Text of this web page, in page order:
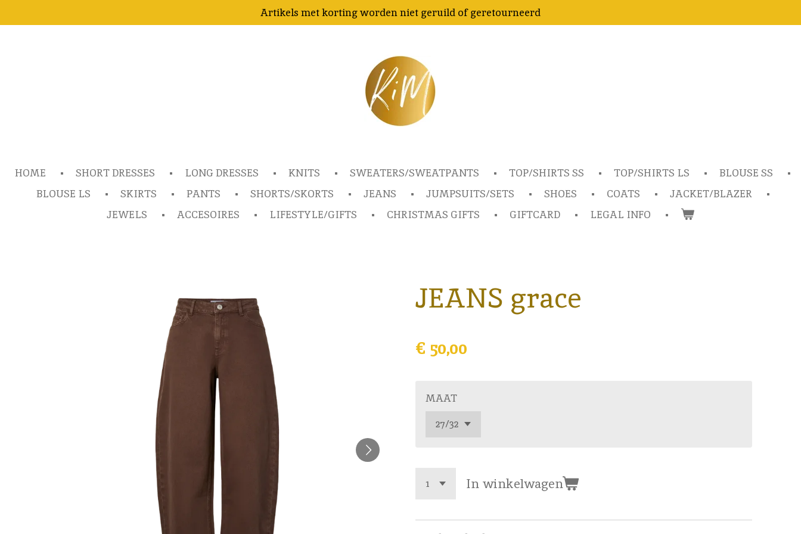
direct
Artikels met korting worden niet geruild of geretourneerd
HOME SHORT DRESSES LONG DRESSES KNITS SWEATERS/SWEATPANTS TOP/SHIRTS SS TOP/SHIRTS LS
BLOUSE SS
BLOUSE LS
SKIRTS PANTS SHORTS/SKORTS JEANS JUMPSUITS/SETS SHOES COATS
JACKET/BLAZER
JEWELS
ACCESOIRES LIFESTYLE/GIFTS CHRISTMAS GIFTS GIFTCARD LEGAL INFO
JEANS grace
€ 50,00
MAAT
In winkelwagen